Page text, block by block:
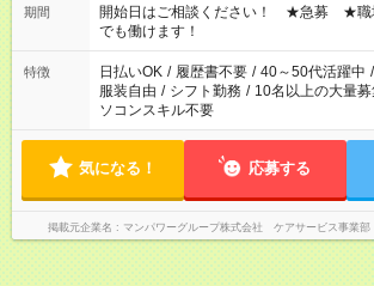
ん ※法令に基づき、週20時間以上勤務は
となります ※労働者派遣法（日雇い派遣の
短時間・短期間の就業はご案内が難しい
期間
開始日はご相談ください！ ★急募 ★職
でも働けます！
特徴 日払いOK / 履歴書不要 / 40～50代活躍中 /
服装自由 / シフト勤務 / 10名以上の大量
ソコンスキル不要
気になる！ 応募する
掲載元企業名 マンパワーグループ株式会社 ケアサービス事業部